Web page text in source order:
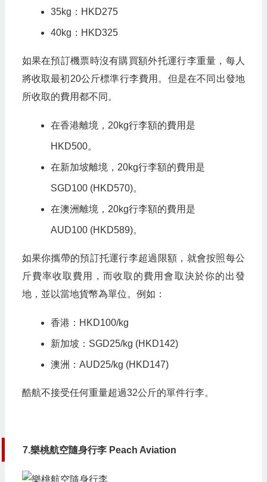
35kg：HKD275
40kg：HKD325
如果在預訂機票時沒有購買額外托運行李重量，每人
將收取最初20公斤標準行李費用。但是在不同出發地
所收取的費用都不同。
在香港離境，20kg行李額的費用是
HKD500。
在新加坡離境，20kg行李額的費用是
SGD100 (HKD570)。
在澳洲離境，20kg行李額的費用是
AUD100 (HKD589)。
如果你攜帶的預訂托運行李超過限額，就會按照每公
斤費率收取費用，而收取的費用會取決於你的出發
地，並以當地貨幣為單位。例如：
香港：HKD100/kg
新加坡：SGD25/kg (HKD142)
澳洲：AUD25/kg (HKD147)
酷航不接受任何重量超過32公斤的單件行李。
7.樂桃航空隨身行李 Peach Aviation